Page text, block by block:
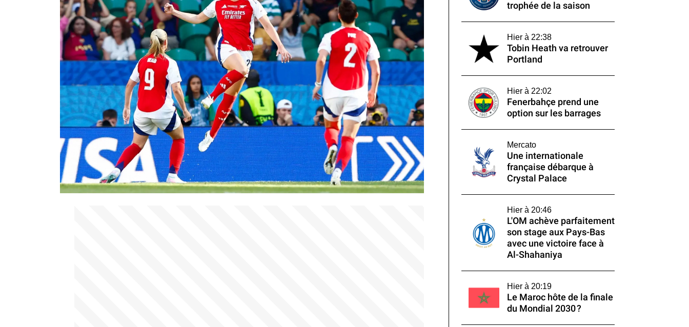
trophée de la saison
Hier à 22:38
Tobin Heath va retrouver
Portland
Hier à 22:02
Fenerbahçe prend une
option sur les barrages
Mercato
Une internationale
française débarque à
Crystal Palace
Hier à 20:46
L'OM achève parfaitement
son stage aux Pays-Bas
avec une victoire face à
Al-Shahaniya
Hier à 20:19
Le Maroc hôte de la finale
du Mondial 2030 ?